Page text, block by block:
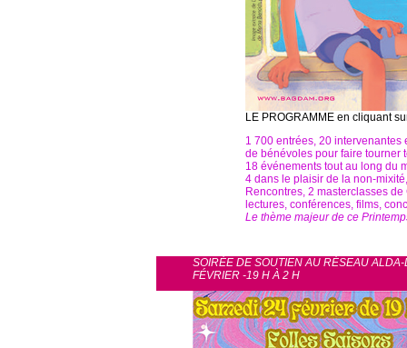
LE PROGRAMME en cliquant
1 700 entrées, 20 intervenantes
de bénévoles pour faire tourner
18 événements tout au long du
4 dans le plaisir de la non-
Rencontres, 2 masterclasses
lectures, conférences, films,
Le thème majeur de ce
SOIRÉE DE SOUTIEN AU RÉSEAU
FÉVRIER -19 H À 2 H